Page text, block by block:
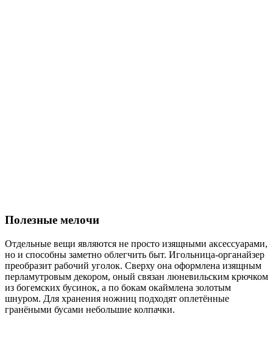
Полезные мелочи
Отдельные вещи являются не просто изящными аксессуарами,
но и способны заметно облегчить быт. Игольница-органайзер
преобразит рабочий уголок. Сверху она оформлена изящным
перламутровым декором, оный связан люневильским крючком
из богемских бусинок, а по бокам окаймлена золотым
шнуром. Для хранения ножниц подходят оплетённые
гранёными бусами небольшие колпачки.